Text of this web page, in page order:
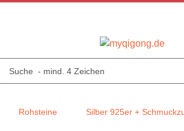
Rohsteine Silber 925er +